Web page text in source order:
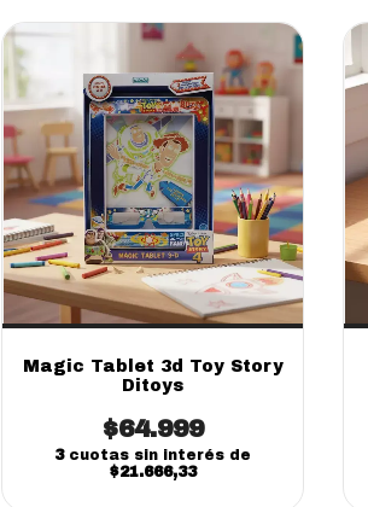
Magic Tablet 3d Toy Story
Ditoys
$64.999
3 cuotas sin interés de
$21.666,33